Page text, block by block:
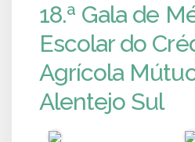
18.ª Gala de
Escolar do
Agrícola
Alentejo Sul